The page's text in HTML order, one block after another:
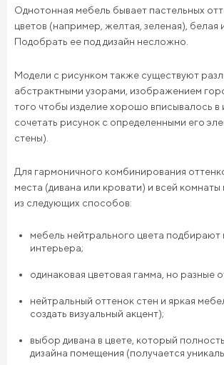
Однотонная мебель бывает пастельных
цветов (например, желтая, зеленая), белая
Подобрать ее под дизайн несложно.
Модели с рисунком также существуют
абстрактными узорами, изображением
того чтобы изделие хорошо вписывалось
сочетать рисунок с определенными его
стены).
Для гармоничного комбинирования
места (дивана или кровати) и всей
из следующих способов:
мебель нейтрального цвета
интерьера;
одинаковая цветовая гамма, но разные
нейтральный оттенок стен и яркая
создать визуальный акцент);
выбор дивана в цвете, который
дизайна помещения (получается